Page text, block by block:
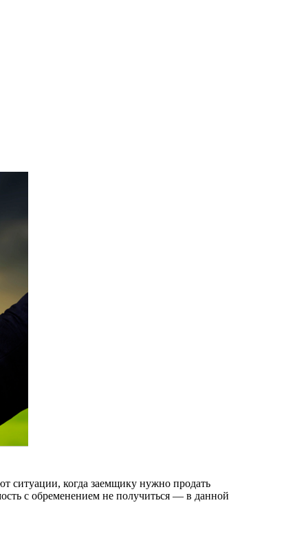
ситуации, когда заемщику нужно продать
с обременением не получиться — в данной